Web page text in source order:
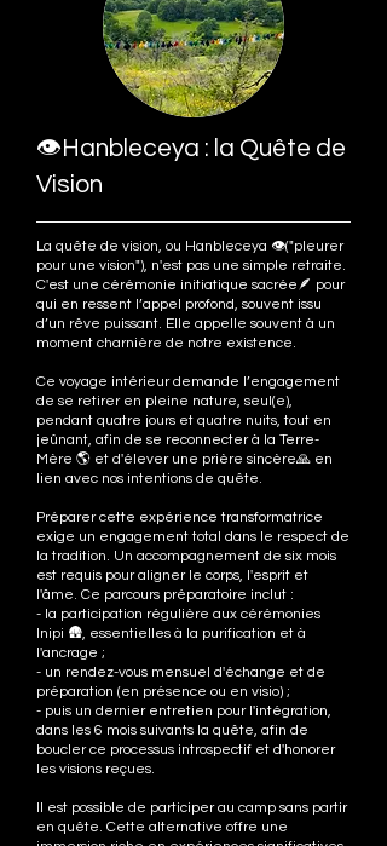
👁️Hanbleceya : la Quête de
Vision
La quête de vision, ou Hanbleceya 👁️("pleurer
pour une vision"), n'est pas une simple retraite.
C'est une cérémonie initiatique sacrée🪶 pour
qui en ressent l’appel profond, souvent issu
d’un rêve puissant. Elle appelle souvent à un
moment charnière de notre existence.
Ce voyage intérieur demande l’engagement
de se retirer en pleine nature, seul(e),
pendant quatre jours et quatre nuits, tout en
jeûnant, afin de se reconnecter à la Terre-
Mère 🌎 et d'élever une prière sincère🙏 en
lien avec nos intentions de quête.
Préparer cette expérience transformatrice
exige un engagement total dans le respect de
la tradition. Un accompagnement de six mois
est requis pour aligner le corps, l'esprit et
l'âme. Ce parcours préparatoire inclut :
- la participation régulière aux cérémonies
Inipi 🛖, essentielles à la purification et à
l'ancrage ;
- un rendez-vous mensuel d'échange et de
préparation (en présence ou en visio) ;
- puis un dernier entretien pour l'intégration,
dans les 6 mois suivants la quête, afin de
boucler ce processus introspectif et d'honorer
les visions reçues.
Il est possible de participer au camp sans partir
en quête. Cette alternative offre une